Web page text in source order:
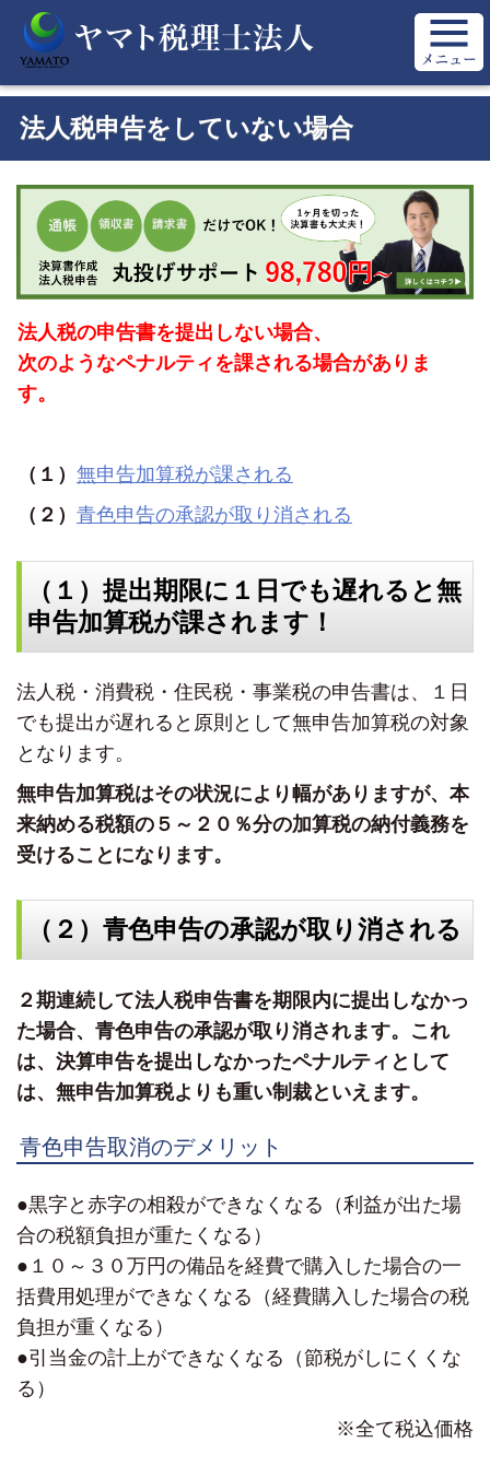
法人税申告をしていない場合
法人税の申告書を提出しない場合、
次のようなペナルティを課される場合がありま
す。
（１） 無申告加算税が課される
（２） 青色申告の承認が取り消される
（１）提出期限に１日でも遅れると無
申告加算税が課されます！
法人税・消費税・住民税・事業税の申告書は、１日
でも提出が遅れると原則として無申告加算税の対象
となります。
無申告加算税はその状況により幅がありますが、本
来納める税額の５～２０％分の加算税の納付義務を
受けることになります。
（２）青色申告の承認が取り消される
２期連続して法人税申告書を期限内に提出しなかっ
た場合、青色申告の承認が取り消されます。これ
は、決算申告を提出しなかったペナルティとして
は、無申告加算税よりも重い制裁といえます。
青色申告取消のデメリット
●黒字と赤字の相殺ができなくなる（利益が出た場
合の税額負担が重たくなる）
●１０～３０万円の備品を経費で購入した場合の一
括費用処理ができなくなる（経費購入した場合の税
負担が重くなる）
●引当金の計上ができなくなる（節税がしにくくな
る）
※全て税込価格